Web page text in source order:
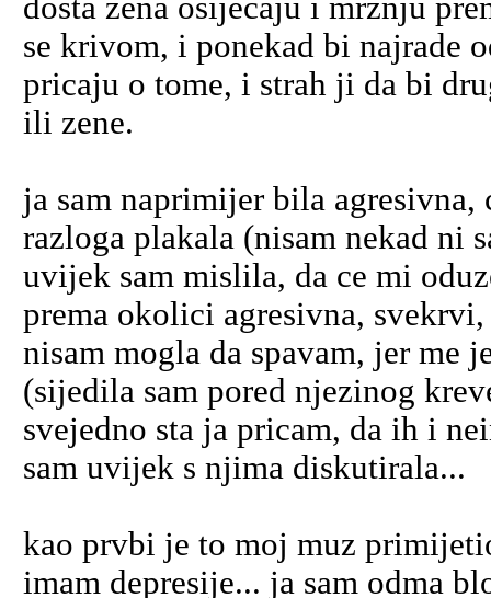
dosta zena osijecaju i mrznju
se krivom, i ponekad bi najrade
pricaju o tome, i strah ji da bi
ili zene.
ja sam naprimijer bila
razloga plakala (nisam nekad ni
uvijek sam mislila, da ce mi
prema okolici agresivna,
nisam mogla da spavam, jer me
(sijedila sam pored njezinog
svejedno sta ja pricam, da ih i
sam uvijek s njima diskutirala...
kao prvbi je to moj muz
imam depresije... ja sam odma